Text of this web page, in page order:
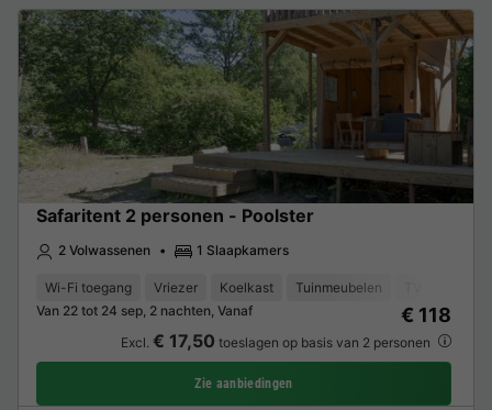
Safaritent 2 personen - Poolster
2 Volwassenen 1 Slaapkamers
Wi-Fi toegang Vriezer Koelkast Tuinmeubelen
Van 22 tot 24 sep, 2 nachten, Vanaf
€ 118
Excl. € 17,50 toeslagen op basis van 2 personen
Zie aanbiedingen